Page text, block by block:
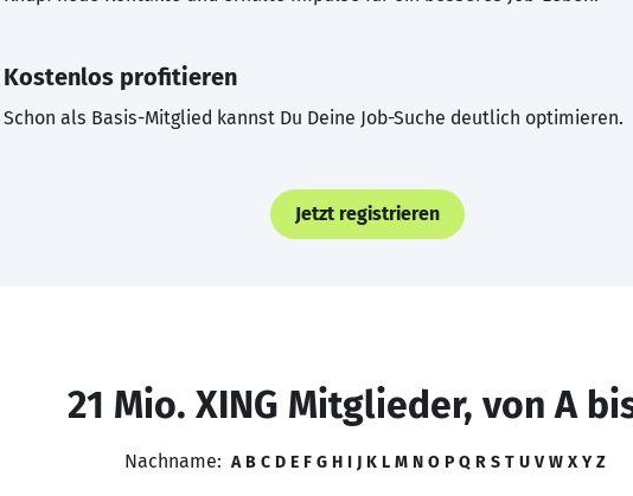
Kostenlos profitieren
Schon als Basis-Mitglied kannst Du Deine Job-Suche deutlich optimieren.
Jetzt registrieren
21 Mio. XING Mitglieder, von A
Nachname: A B C D E F G H I J K L M N O P Q R S T U V W X Y Z